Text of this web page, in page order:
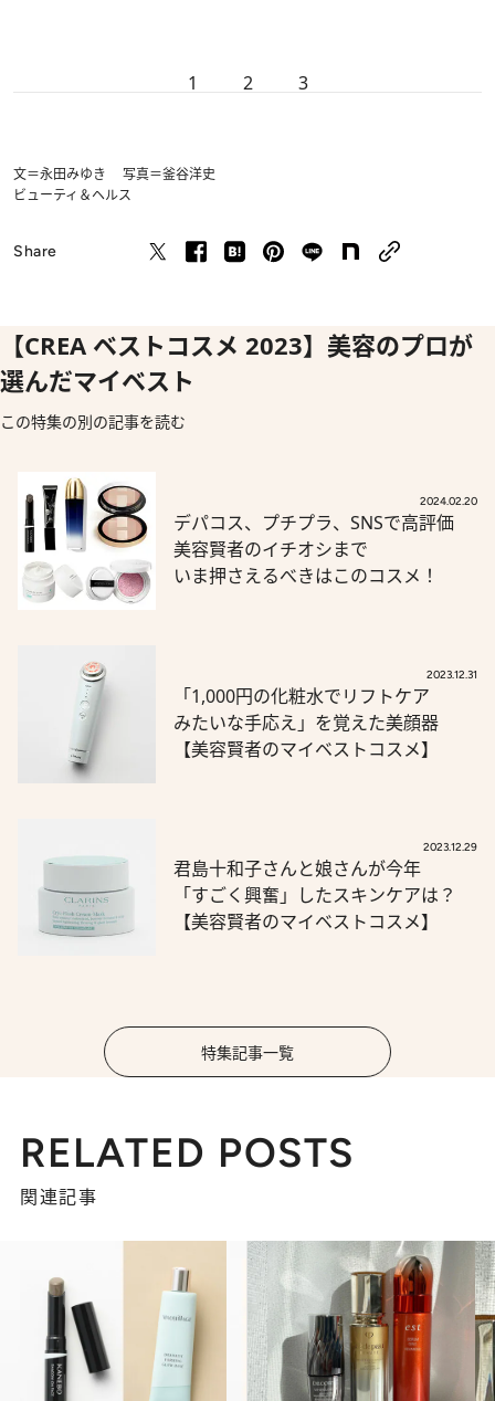
1 2 3
文＝永田みゆき 写真＝釜谷洋史
ビューティ＆ヘルス
Share
【CREA ベストコスメ 2023】美容のプロが
選んだマイベスト
この特集の別の記事を読む
2024.02.20
デパコス、プチプラ、SNSで高評価
美容賢者のイチオシまで
いま押さえるべきはこのコスメ！
2023.12.31
「1,000円の化粧水でリフトケア
みたいな手応え」を覚えた美顔器
【美容賢者のマイベストコスメ】
2023.12.29
君島十和子さんと娘さんが今年
「すごく興奮」したスキンケアは？
【美容賢者のマイベストコスメ】
特集記事一覧
RELATED POSTS
関連記事